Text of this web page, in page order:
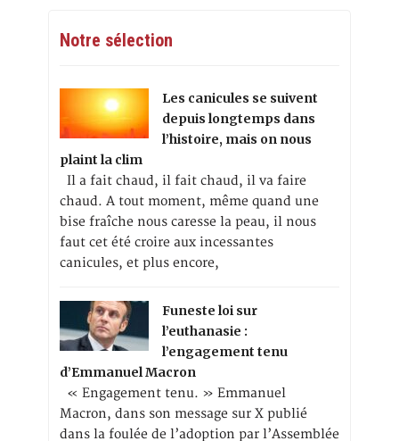
Notre sélection
Les canicules se suivent
depuis longtemps dans
l’histoire, mais on nous
plaint la clim
Il a fait chaud, il fait chaud, il va faire
chaud. A tout moment, même quand une
bise fraîche nous caresse la peau, il nous
faut cet été croire aux incessantes
canicules, et plus encore,
Funeste loi sur
l’euthanasie :
l’engagement tenu
d’Emmanuel Macron
« Engagement tenu. » Emmanuel
Macron, dans son message sur X publié
dans la foulée de l’adoption par l’Assemblée